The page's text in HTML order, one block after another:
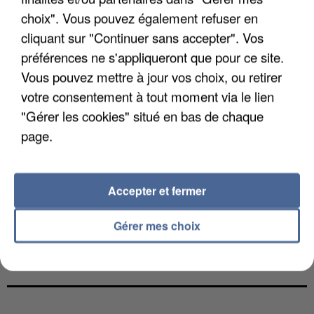
L’UN DES FONDATEURS SUPPOSÉS DE LA DZ
choix". Vous pouvez également refuser en
cliquant sur "Continuer sans accepter". Vos
préférences ne s'appliqueront que pour ce site.
Vous pouvez mettre à jour vos choix, ou retirer
votre consentement à tout moment via le lien
"Gérer les cookies" situé en bas de chaque
page.
Gérer mes choix
Accepter et fermer